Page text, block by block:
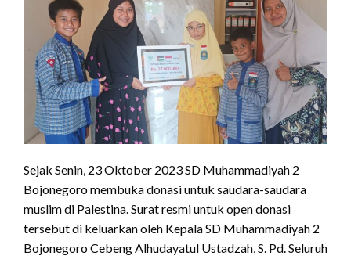
Sejak Senin, 23 Oktober 2023 SD Muhammadiyah 2
Bojonegoro membuka donasi untuk saudara-saudara
muslim di Palestina. Surat resmi untuk open donasi
tersebut di keluarkan oleh Kepala SD Muhammadiyah 2
Bojonegoro Cebeng Alhudayatul Ustadzah, S. Pd. Seluruh